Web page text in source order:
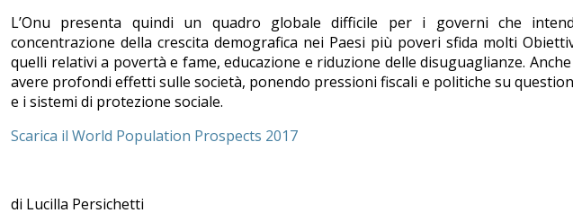
L’Onu presenta quindi un quadro globale difficile per i governi che
concentrazione della crescita demografica nei Paesi più poveri sfida molti
quelli relativi a povertà e fame, educazione e riduzione delle disuguaglianze.
avere profondi effetti sulle società, ponendo pressioni fiscali e politiche su
e i sistemi di protezione sociale.
Scarica il World Population Prospects 2017
di Lucilla Persichetti